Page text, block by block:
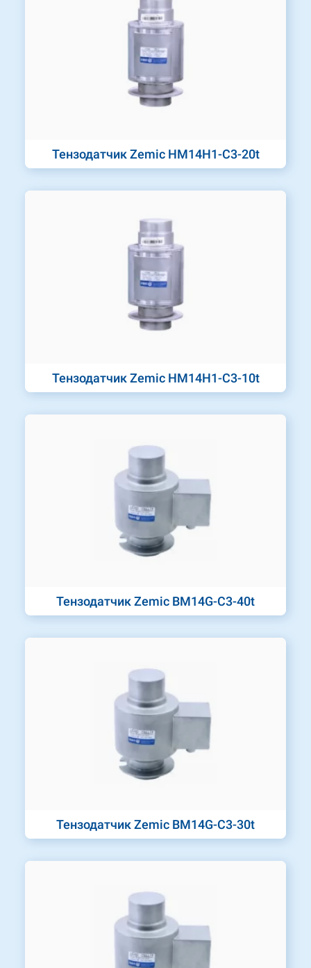
Тензодатчик Zemic HM14H1-C3-20t
Тензодатчик Zemic HM14H1-C3-10t
Тензодатчик Zemic BM14G-C3-40t
Тензодатчик Zemic BM14G-C3-30t